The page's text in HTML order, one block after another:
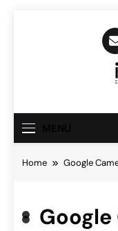
Home Google
Google